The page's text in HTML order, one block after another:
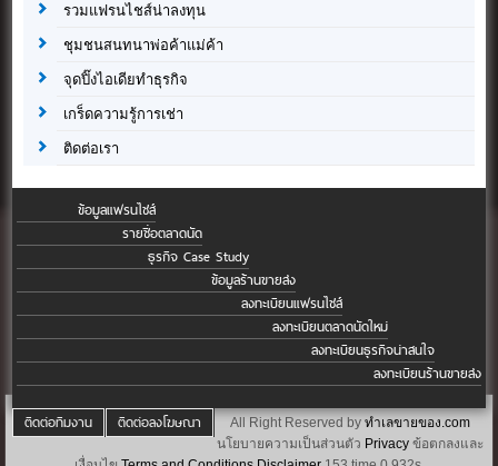
รวมแฟรนไชส์น่าลงทุน
ชุมชนสนทนาพ่อค้าแม่ค้า
จุดปิ๊งไอเดียทำธุรกิจ
เกร็ดความรู้การเช่า
ติดต่อเรา
ข้อมูลแฟรนไชส์
รายชื่อตลาดนัด
ธุรกิจ Case Study
ข้อมูลร้านขายส่ง
ลงทะเบียนแฟรนไชส์
ลงทะเบียนตลาดนัดใหม่
ลงทะเบียนธุรกิจน่าสนใจ
ลงทะเบียนร้านขายส่ง
ติดต่อทีมงาน ติดต่อลงโฆษณา All Right Reserved by ทำเลขายของ.com
นโยบายความเป็นส่วนตัว Privacy ข้อตกลงและ